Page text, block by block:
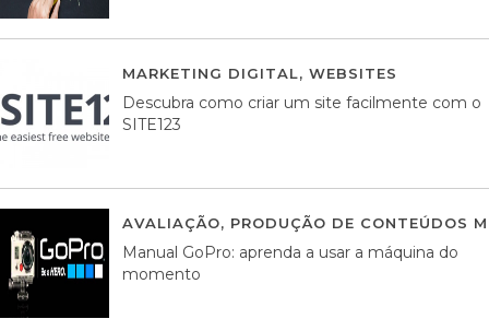
MARKETING DIGITAL, WEBSITES
Descubra como criar um site facilmente com o
SITE123
AVALIAÇÃO, PRODUÇÃO DE CONTEÚDOS
Manual GoPro: aprenda a usar a máquina do
momento